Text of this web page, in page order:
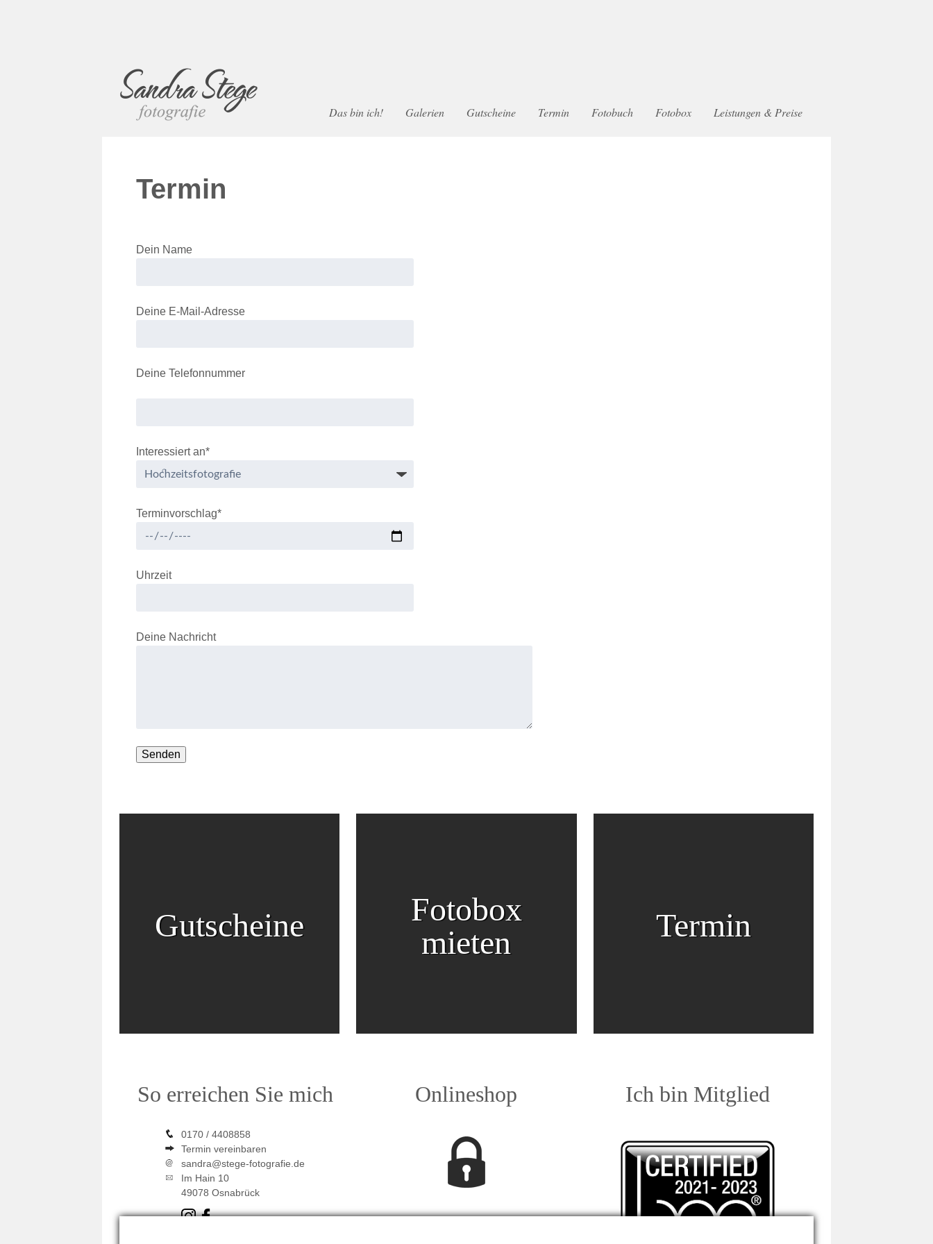
Das bin ich! Galerien Gutscheine Termin Fotobuch Fotobox Leistungen & Preise
Termin
Dein Name
Deine E-Mail-Adresse
Deine Telefonnummer
Interessiert an*
Terminvorschlag*
Uhrzeit
Deine Nachricht
Gutscheine
Fotobox
mieten
Termin
So erreichen Sie mich
0170 / 4408858
Termin vereinbaren
sandra@stege-fotografie.de
Im Hain 10
49078 Osnabrück
Onlineshop Ich bin Mitglied